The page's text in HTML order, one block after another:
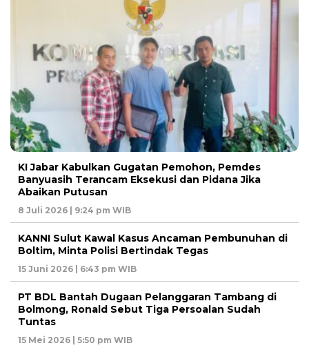
KI Jabar Kabulkan Gugatan Pemohon, Pemdes
Banyuasih Terancam Eksekusi dan Pidana Jika
Abaikan Putusan
8 Juli 2026 | 9:24 pm WIB
KANNI Sulut Kawal Kasus Ancaman Pembunuhan di
Boltim, Minta Polisi Bertindak Tegas
15 Juni 2026 | 6:43 pm WIB
PT BDL Bantah Dugaan Pelanggaran Tambang di
Bolmong, Ronald Sebut Tiga Persoalan Sudah
Tuntas
15 Mei 2026 | 5:50 pm WIB